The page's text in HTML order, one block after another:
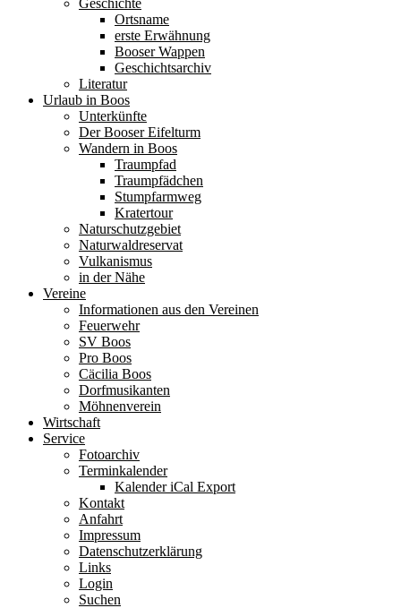
Geschichte
Ortsname
erste Erwähnung
Booser Wappen
Geschichtsarchiv
Literatur
Urlaub in Boos
Unterkünfte
Der Booser Eifelturm
Wandern in Boos
Traumpfad
Traumpfädchen
Stumpfarmweg
Kratertour
Naturschutzgebiet
Naturwaldreservat
Vulkanismus
in der Nähe
Vereine
Informationen aus den Vereinen
Feuerwehr
SV Boos
Pro Boos
Cäcilia Boos
Dorfmusikanten
Möhnenverein
Wirtschaft
Service
Fotoarchiv
Terminkalender
Kalender iCal Export
Kontakt
Anfahrt
Impressum
Datenschutzerklärung
Links
Login
Suchen